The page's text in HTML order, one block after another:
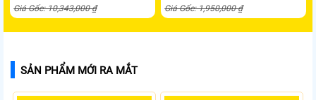
Giá Gốc: 10,343,000 ₫ Giá Gốc: 1,950,000 ₫
SẢN PHẨM MỚI RA MẮT